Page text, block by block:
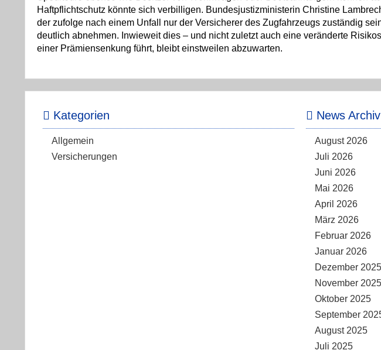
Haftpflichtschutz könnte sich verbilligen. Bundesjustizministerin Christine
der zufolge nach einem Unfall nur der Versicherer des Zugfahrzeugs zuständig
deutlich abnehmen. Inwieweit dies – und nicht zuletzt auch eine veränderte
einer Prämiensenkung führt, bleibt einstweilen abzuwarten.
Kategorien
Allgemein
Versicherungen
News Archiv
August 2026
Juli 2026
Juni 2026
Mai 2026
April 2026
März 2026
Februar 2026
Januar 2026
Dezember 2025
November 2025
Oktober 2025
September
August 2025
Juli 2025